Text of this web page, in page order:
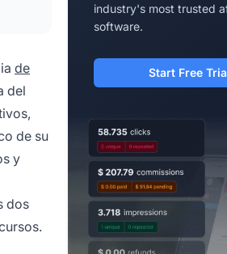
de
del
de su
y
dos
industry's most trusted
software.
Start Free